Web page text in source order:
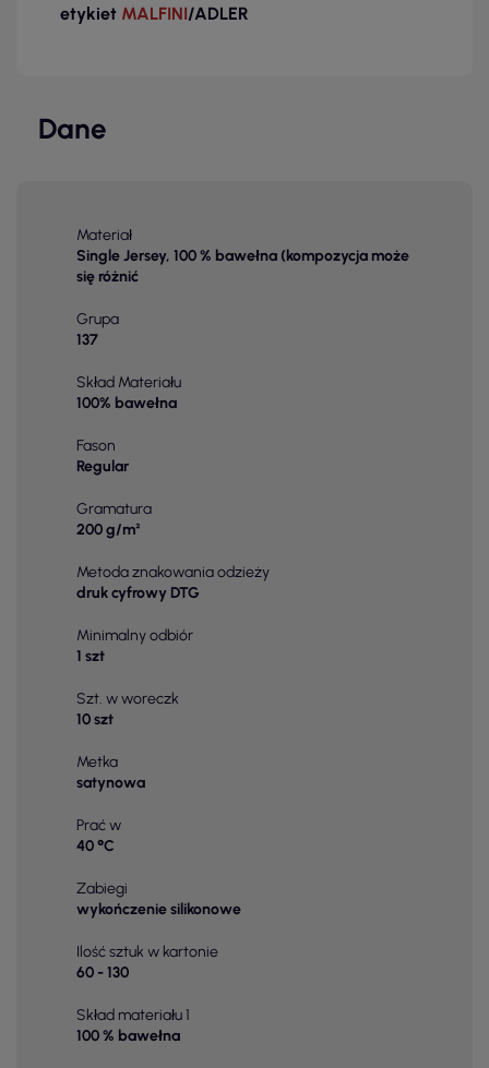
etykiet MALFINI/ADLER
Dane
Materiał
Single Jersey, 100 % bawełna (kompozycja może
się różnić
Grupa
137
Skład Materiału
100% bawełna
Fason
Regular
Gramatura
200 g/m²
Metoda znakowania odzieży
druk cyfrowy DTG
Minimalny odbiór
1 szt
Szt. w woreczk
10 szt
Metka
satynowa
Prać w
40 °C
Zabiegi
wykończenie silikonowe
Ilość sztuk w kartonie
60 - 130
Skład materiału 1
100 % bawełna